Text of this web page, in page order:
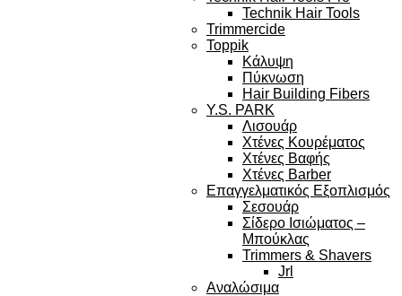
Technik Hair Tools
Trimmercide
Toppik
Κάλυψη
Πύκνωση
Hair Building Fibers
Y.S. PARK
Λισουάρ
Χτένες Κουρέματος
Χτένες Βαφής
Χτένες Barber
Επαγγελματικός Εξοπλισμός
Σεσουάρ
Σίδερο Ισιώματος –
Μπούκλας
Trimmers & Shavers
Jrl
Αναλώσιμα